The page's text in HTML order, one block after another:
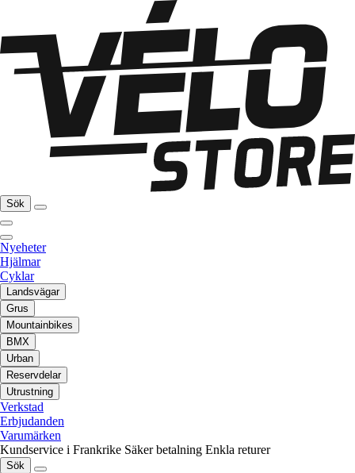
Sök
Nyeheter
Hjälmar
Cyklar
Landsvägar
Grus
Mountainbikes
BMX
Urban
Reservdelar
Utrustning
Verkstad
Erbjudanden
Varumärken
Kundservice i Frankrike Säker betalning Enkla returer
Sök